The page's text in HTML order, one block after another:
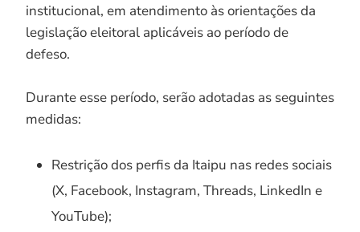
institucional, em atendimento às orientações da
legislação eleitoral aplicáveis ao período de
defeso.
Durante esse período, serão adotadas as seguintes
medidas:
Restrição dos perfis da Itaipu nas redes sociais
(X, Facebook, Instagram, Threads, LinkedIn e
YouTube);